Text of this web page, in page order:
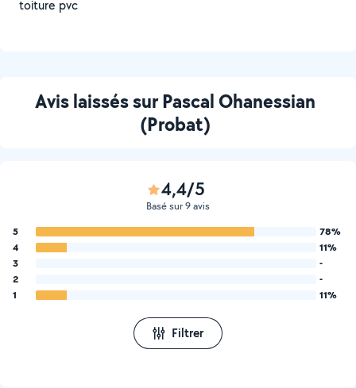
toiture pvc
Avis laissés sur Pascal Ohanessian
(Probat)
4,4/5
Basé sur 9 avis
5
78%
4
11%
3
-
2
-
1
11%
Filtrer